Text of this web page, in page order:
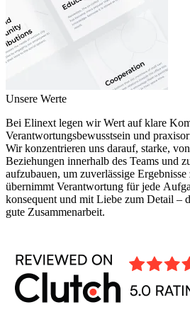
Unsere Werte
Bei Elinext legen wir Wert auf klare
Verantwortungsbewusstsein und
Wir konzentrieren uns darauf, starke,
Beziehungen innerhalb des Teams und
aufzubauen, um zuverlässige
übernimmt Verantwortung für jede
konsequent und mit Liebe zum Detail –
gute Zusammenarbeit.